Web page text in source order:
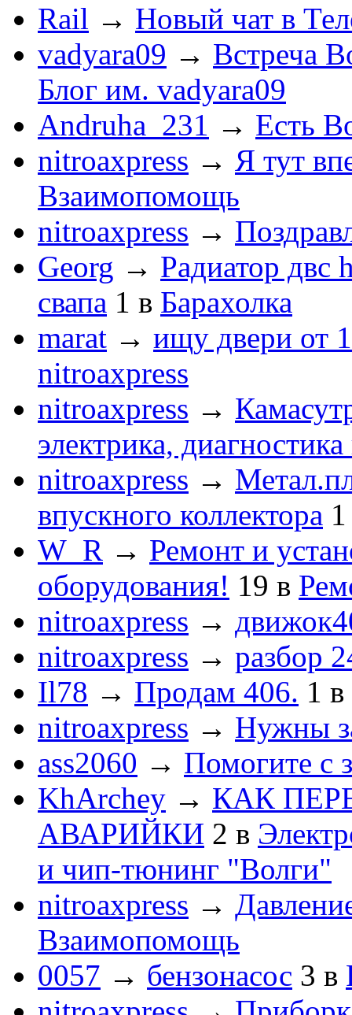
Rail → Новый чат в
vadyara09 → Встреча
Блог им. vadyara09
Andruha_231 → Есть
nitroaxpress → Я тут
Взаимопомощь
nitroaxpress →
Georg → Радиатор двс
свапа 1 в Барахолка
marat → ищу двери от
nitroaxpress
nitroaxpress →
электрика,
nitroaxpress →
впускного коллектора 1
W_R → Ремонт и
оборудования! 19 в
nitroaxpress →
nitroaxpress → разбор
Il78 → Продам 406. 1 в
nitroaxpress → Нужны
ass2060 → Помогите с
KhArchey → КАК
АВАРИЙКИ 2 в
и чип-тюнинг "Волги"
nitroaxpress →
Взаимопомощь
0057 → бензонасос 3 в